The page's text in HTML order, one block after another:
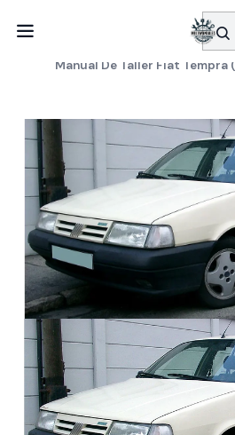
SERVICIO DE BÚSQUEDA DE
Manuales de
Manual De Taller Fiat Tempra